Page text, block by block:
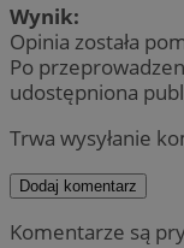
Wynik:
Opinia została
Po
udostępniona
Trwa wysyłanie
Dodaj komentarz
Komentarze są